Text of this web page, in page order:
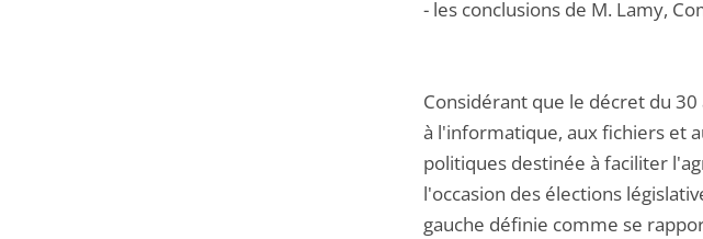
- les conclusions de M. Lamy,
Considérant que le décret du
à l'informatique, aux fichiers et
politiques destinée à faciliter
l'occasion des élections
gauche définie comme se